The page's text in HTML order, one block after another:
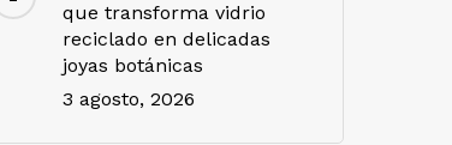
que transforma vidrio
reciclado en delicadas
joyas botánicas
3 agosto, 2026